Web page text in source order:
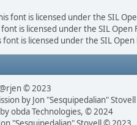
font is licensed under the SIL
is licensed under the SIL Open
is licensed under the SIL Open
© 2023
by Jon "Sesquipedalian"
obda Technologies, © 2024